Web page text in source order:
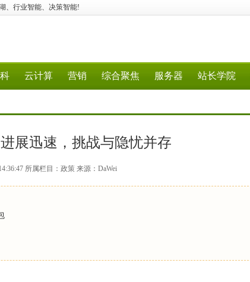
、行业智能、决策智能!
云计算 营销 综合聚焦 服务器 站长学院
展迅速，挑战与隐忧并存
所属栏目：政策 来源：DaWei